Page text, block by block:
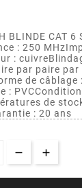
BLINDE CAT
: 250
:
par paire par
de câblage
:
de
: 20 ans